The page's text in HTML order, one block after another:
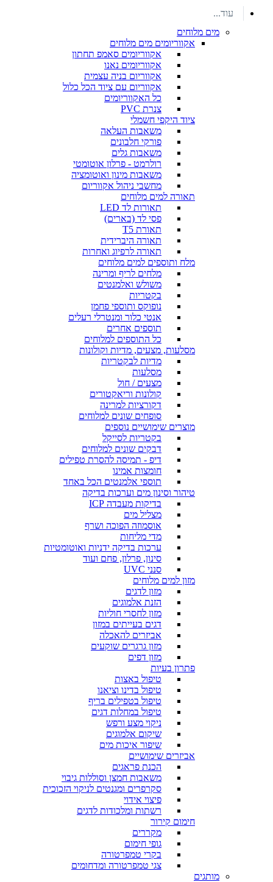
עוד...
מים מלוחים
אקווריומים מים מלוחים
אקווריומים סאמפ תחתון
אקווריומים נאנו
אקווריום בניה עצמית
אקווריום עם ציוד הכל כלול
כל האקווריומים
צנרת PVC
ציוד היקפי חשמלי
משאבות העלאה
פורקי חלבונים
משאבות גלים
רולרמט - פרלון אוטומטי
משאבות מינון ואוטומציה
מחשבי ניהול אקווריום
תאורה למים מלוחים
תאורות לד LED
פסי לד (בארים)
תאורת T5
תאורה היברידית
תאורה לרפיוג ואחרות
מלח ותוספים למים מלוחים
מלחים לריף ומרינה
משולש ואלמנטים
בקטריות
נופוקס ותוספי פחמן
אנטי כלור ומנטרלי רעלים
תוספים אחרים
כל התוספים למלוחים
מסלעות, מצעים, מדיות וקולונות
מדיות לבקטריות
מסלעות
מצעים / חול
קולונות וריאקטורים
דקורציות למרינה
סופחים שונים למלוחים
מוצרים שימושיים נוספים
בקטריות לסייקל
דבקים שונים למלוחים
דיפ - תמיסה להסרת טפילים
חומצות אמינו
תוספי אלמנטים הכל באחד
טיהור וסינון מים וערכות בדיקה
בדיקות מעבדה ICP
מצליל מים
אוסמוזה הפוכה ושרף
מדי מליחות
ערכות בדיקה ידניות ואוטומטיות
סינון, פרלון, פחם ועוד
סנני UVC
מזון למים מלוחים
מזון לדגים
הזנת אלמוגים
מזון לחסרי חוליות
דגים בעייתים במזון
אביזרים להאכלה
מזון גרגרים שוקעים
מזון דפים
פתרון בעיות
טיפול באצות
טיפול בדינו וציאנו
טיפול בטפילים בריף
טיפול במחלות דגים
ניקוי מצע ורפש
שיקום אלמוגים
שיפור איכות מים
אביזרים שימושיים
הכנת פראגים
משאבות חמצן וסוללות גיבוי
סקרפרים ומגנטים לניקוי הזכוכית
פיצוי אידוי
רשתות ומלכודות לדגים
חימום קירור
מקררים
גופי חימום
בקרי טמפרטורה
צגי טמפרטורה ומדחומים
מותגים